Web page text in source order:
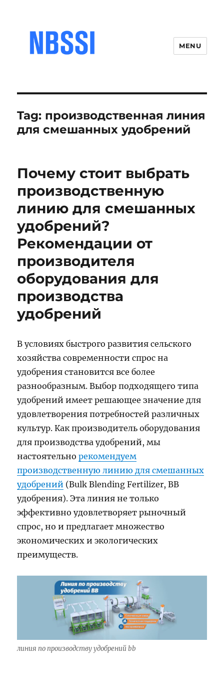
MENU
Tag: производственная линия
для смешанных удобрений
Почему стоит выбрать
производственную
линию для смешанных
удобрений?
Рекомендации от
производителя
оборудования для
производства
удобрений
В условиях быстрого развития сельского
хозяйства современности спрос на
удобрения становится все более
разнообразным. Выбор подходящего типа
удобрений имеет решающее значение для
удовлетворения потребностей различных
культур. Как производитель оборудования
для производства удобрений, мы
настоятельнорекомендуем
производственную линию для смешанных
удобрений (Bulk Blending Fertilizer, BB
удобрения). Эта линия не только
эффективно удовлетворяет рыночный
спрос, но и предлагает множество
экономических и экологических
преимуществ.
линия по производству удобрений bb